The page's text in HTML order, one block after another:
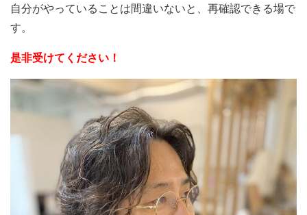
自分がやっていることは間違いないと、再確認できる場で
す。
是非受けてください！